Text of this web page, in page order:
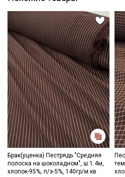
Брак(уценка) Пестрядь "Средняя
полоска на шоколадном", ш.1.4м,
хлопок-95%, п/э-5%, 140гр/м.кв